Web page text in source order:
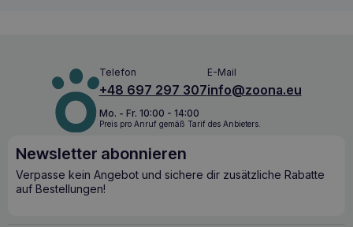
Wichtigste Vorteile für die Gesundheit
Unterstützt die Gesundheit der Haut und sorgt für einen
guten Zustand des Fells
schuppige Haut und übermäßigen Haarausfall zu
reduzieren
Enthält essenzielle Fettsäuren, die für eine normale
Telefon
+48 697 297 307
E-Mail
info@zoona.eu
Mo. - Fr. 10:00 - 14:00
Preis pro Anruf gemäß Tarif des Anbieters.
Newsletter abonnieren
Verpasse kein Angebot und sichere dir zusätzliche Rabatte
auf Bestellungen!